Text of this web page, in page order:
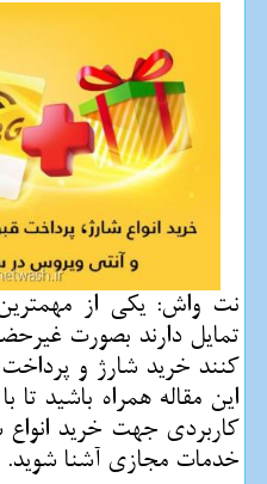
نت واش: یكی از
تمایل دارند بصورت
كنند خرید شارژ و
این مقاله همراه باشید
كاربردی جهت خرید انواع
خدمات مجازی آشنا شوید.